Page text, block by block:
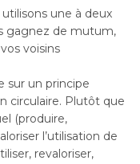
une à deux
gagnez de mutum,
voisins
sur un principe
circulaire. Plutôt que
(produire,
l’utilisation de
revaloriser,